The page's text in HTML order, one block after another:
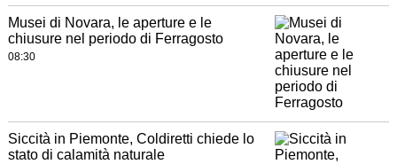
Musei di Novara, le aperture e le
chiusure nel periodo di Ferragosto
08:30
Siccità in Piemonte, Coldiretti chiede lo
stato di calamità naturale